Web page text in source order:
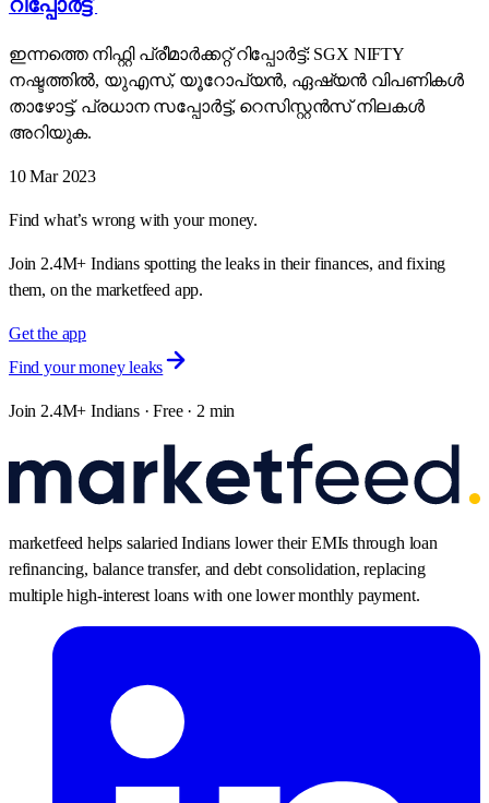
റിപ്പോർട്ട്
ഇന്നത്തെ നിഫ്റ്റി പ്രീമാർക്കറ്റ് റിപ്പോർട്ട്: SGX NIFTY
നഷ്ടത്തിൽ, യുഎസ്, യൂറോപ്യൻ, ഏഷ്യൻ വിപണികൾ
താഴോട്ട്. പ്രധാന സപ്പോർട്ട്, റെസിസ്റ്റൻസ് നിലകൾ
അറിയുക.
10 Mar 2023
Find what’s wrong with your money.
Join 2.4M+ Indians spotting the leaks in their finances, and fixing
them, on the marketfeed app.
Get the app
Find your money leaks
Join 2.4M+ Indians · Free · 2 min
marketfeed helps salaried Indians lower their EMIs through loan
refinancing, balance transfer, and debt consolidation, replacing
multiple high-interest loans with one lower monthly payment.